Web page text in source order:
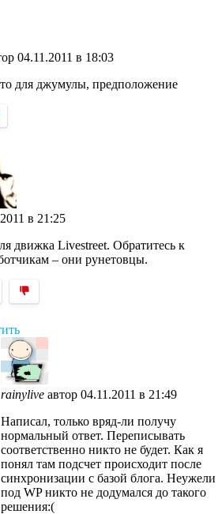
04.11.2011 в 18:03
для джумулы, предположение
в 21:25
движка Livestreet. Обратитесь к
– они рунетовцы.
rainylive автор 04.11.2011 в 21:49
Написал, только вряд-ли получу
нормальный ответ. Переписывать
соответственно никто не будет. Как я
понял там подсчет происходит после
синхронизации с базой блога. Неужели
под WP никто не додумался до такого
решения:(